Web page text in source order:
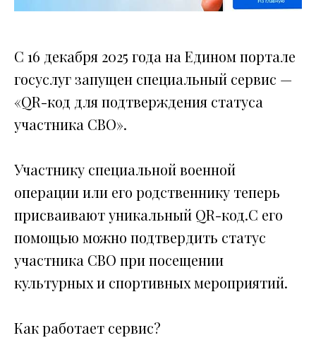
С 16 декабря 2025 года на Едином портале
госуслуг запущен специальный сервис —
«QR-код для подтверждения статуса
участника СВО».
Участнику специальной военной
операции или его родственнику теперь
присваивают уникальный QR-код.С его
помощью можно подтвердить статус
участника СВО при посещении
культурных и спортивных мероприятий.
Как работает сервис?